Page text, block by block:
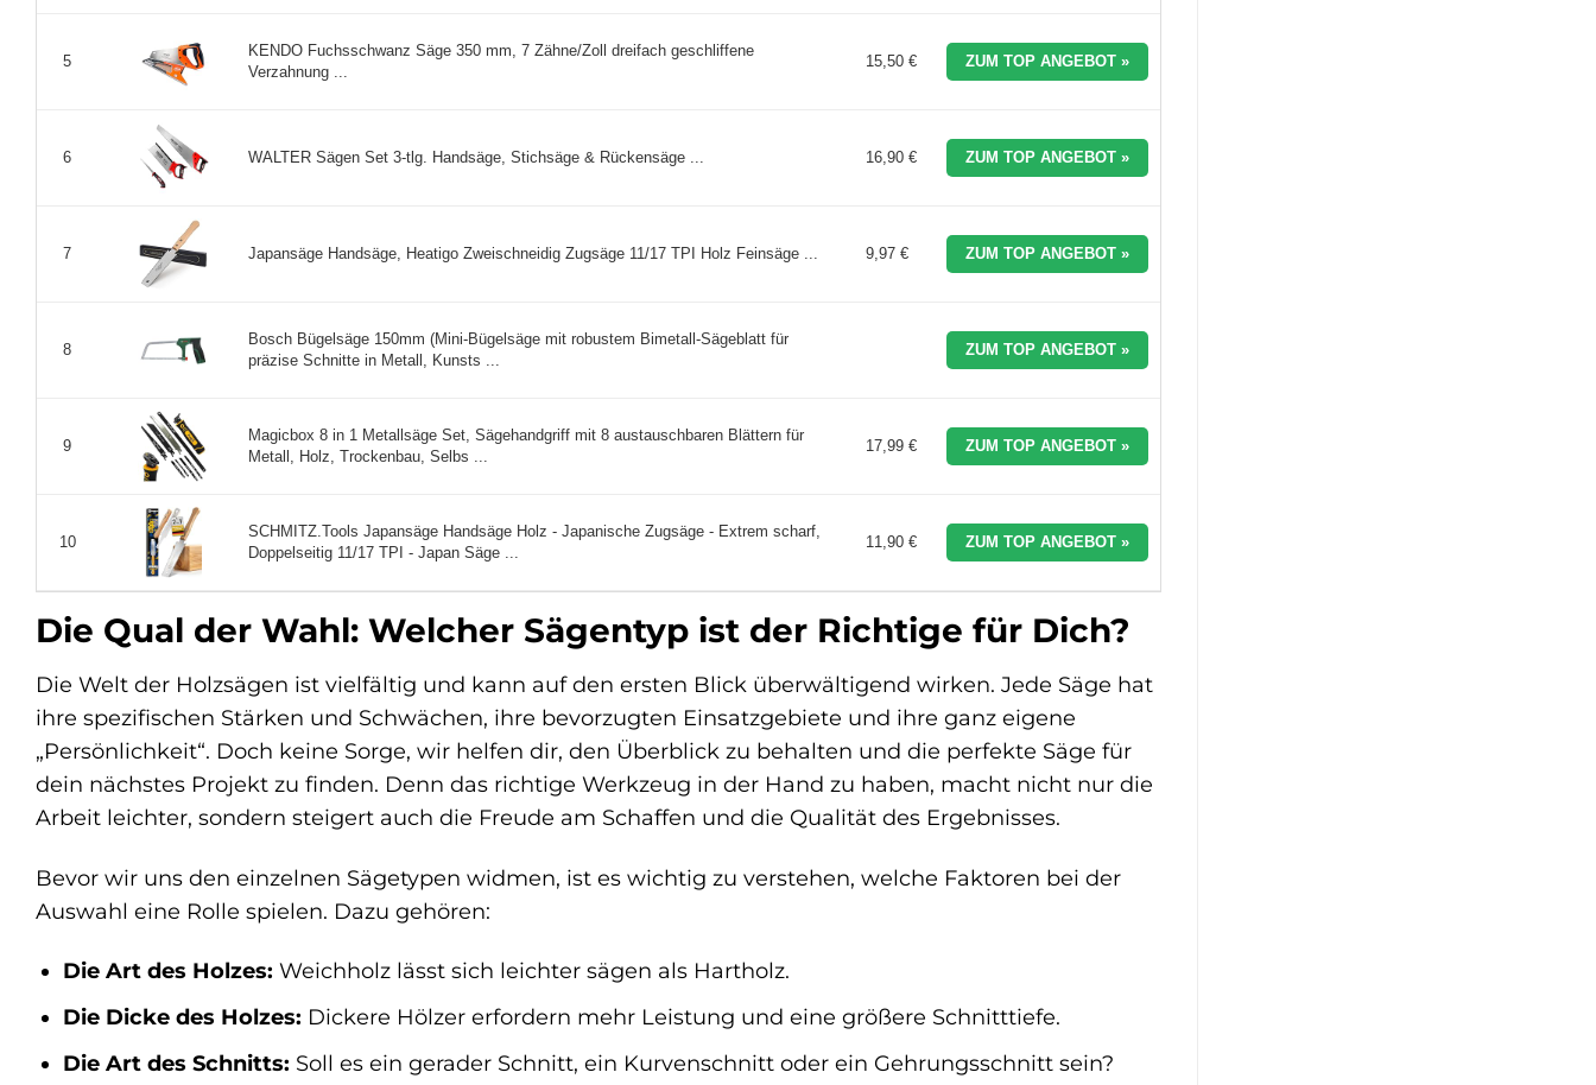
5
KENDO Fuchsschwanz Säge 350 mm, 7 Zähne/Zoll dreifach geschliffene
Verzahnung ...
15,50 € ZUM TOP ANGEBOT »
6 WALTER Sägen Set 3-tlg. Handsäge, Stichsäge & Rückensäge ... 16,90 € ZUM TOP ANGEBOT »
7 Japansäge Handsäge, Heatigo Zweischneidig Zugsäge 11/17 TPI Holz Feinsäge ... 9,97 € ZUM TOP ANGEBOT »
8
Bosch Bügelsäge 150mm (Mini-Bügelsäge mit robustem Bimetall-Sägeblatt für
präzise Schnitte in Metall, Kunsts ...
ZUM TOP ANGEBOT »
9
Magicbox 8 in 1 Metallsäge Set, Sägehandgriff mit 8 austauschbaren Blättern für
Metall, Holz, Trockenbau, Selbs ...
17,99 € ZUM TOP ANGEBOT »
10
SCHMITZ.Tools Japansäge Handsäge Holz - Japanische Zugsäge - Extrem scharf,
Doppelseitig 11/17 TPI - Japan Säge ...
11,90 € ZUM TOP ANGEBOT »
Die Qual der Wahl: Welcher Sägentyp ist der Richtige für Dich?
Die Welt der Holzsägen ist vielfältig und kann auf den ersten Blick überwältigend wirken. Jede Säge hat
ihre spezifischen Stärken und Schwächen, ihre bevorzugten Einsatzgebiete und ihre ganz eigene
„Persönlichkeit“. Doch keine Sorge, wir helfen dir, den Überblick zu behalten und die perfekte Säge für
dein nächstes Projekt zu finden. Denn das richtige Werkzeug in der Hand zu haben, macht nicht nur die
Arbeit leichter, sondern steigert auch die Freude am Schaffen und die Qualität des Ergebnisses.
Bevor wir uns den einzelnen Sägetypen widmen, ist es wichtig zu verstehen, welche Faktoren bei der
Auswahl eine Rolle spielen. Dazu gehören:
Die Art des Holzes: Weichholz lässt sich leichter sägen als Hartholz.
Die Dicke des Holzes: Dickere Hölzer erfordern mehr Leistung und eine größere Schnitttiefe.
Die Art des Schnitts: Soll es ein gerader Schnitt, ein Kurvenschnitt oder ein Gehrungsschnitt sein?